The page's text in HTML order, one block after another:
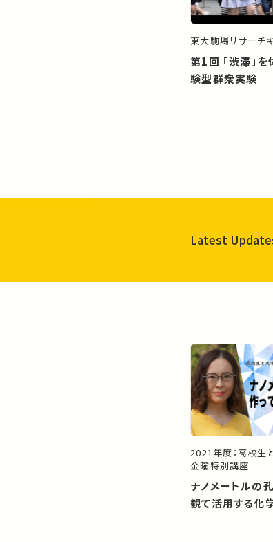
東大駒場リサーチ
第1回 「渋滞」を体験せよ！？：体
験型群衆実験
Latest
一覧を見る
2021年度：高校生
金曜特別講座
ナノメートルの
観て活用する化